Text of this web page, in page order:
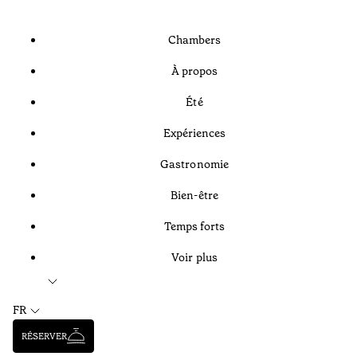
Chambers
À propos
Été
Expériences
Gastronomie
Bien-être
Temps forts
Voir plus
FR
RÉSERVER